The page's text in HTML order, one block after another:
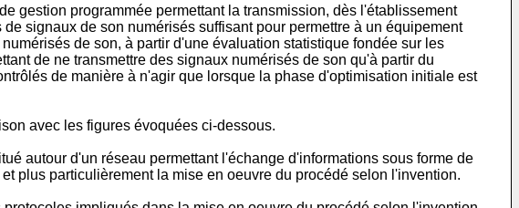
gestion programmée permettant la transmission, dès l'établissement
signaux de son numérisés suffisant pour permettre à un équipement
de son, à partir d'une évaluation statistique fondée sur les
de ne transmettre des signaux numérisés de son qu'à partir du
de manière à n'agir que lorsque la phase d'optimisation initiale est
avec les figures évoquées ci-dessous.
autour d'un réseau permettant l'échange d'informations sous forme de
plus particulièrement la mise en oeuvre du procédé selon l'invention.